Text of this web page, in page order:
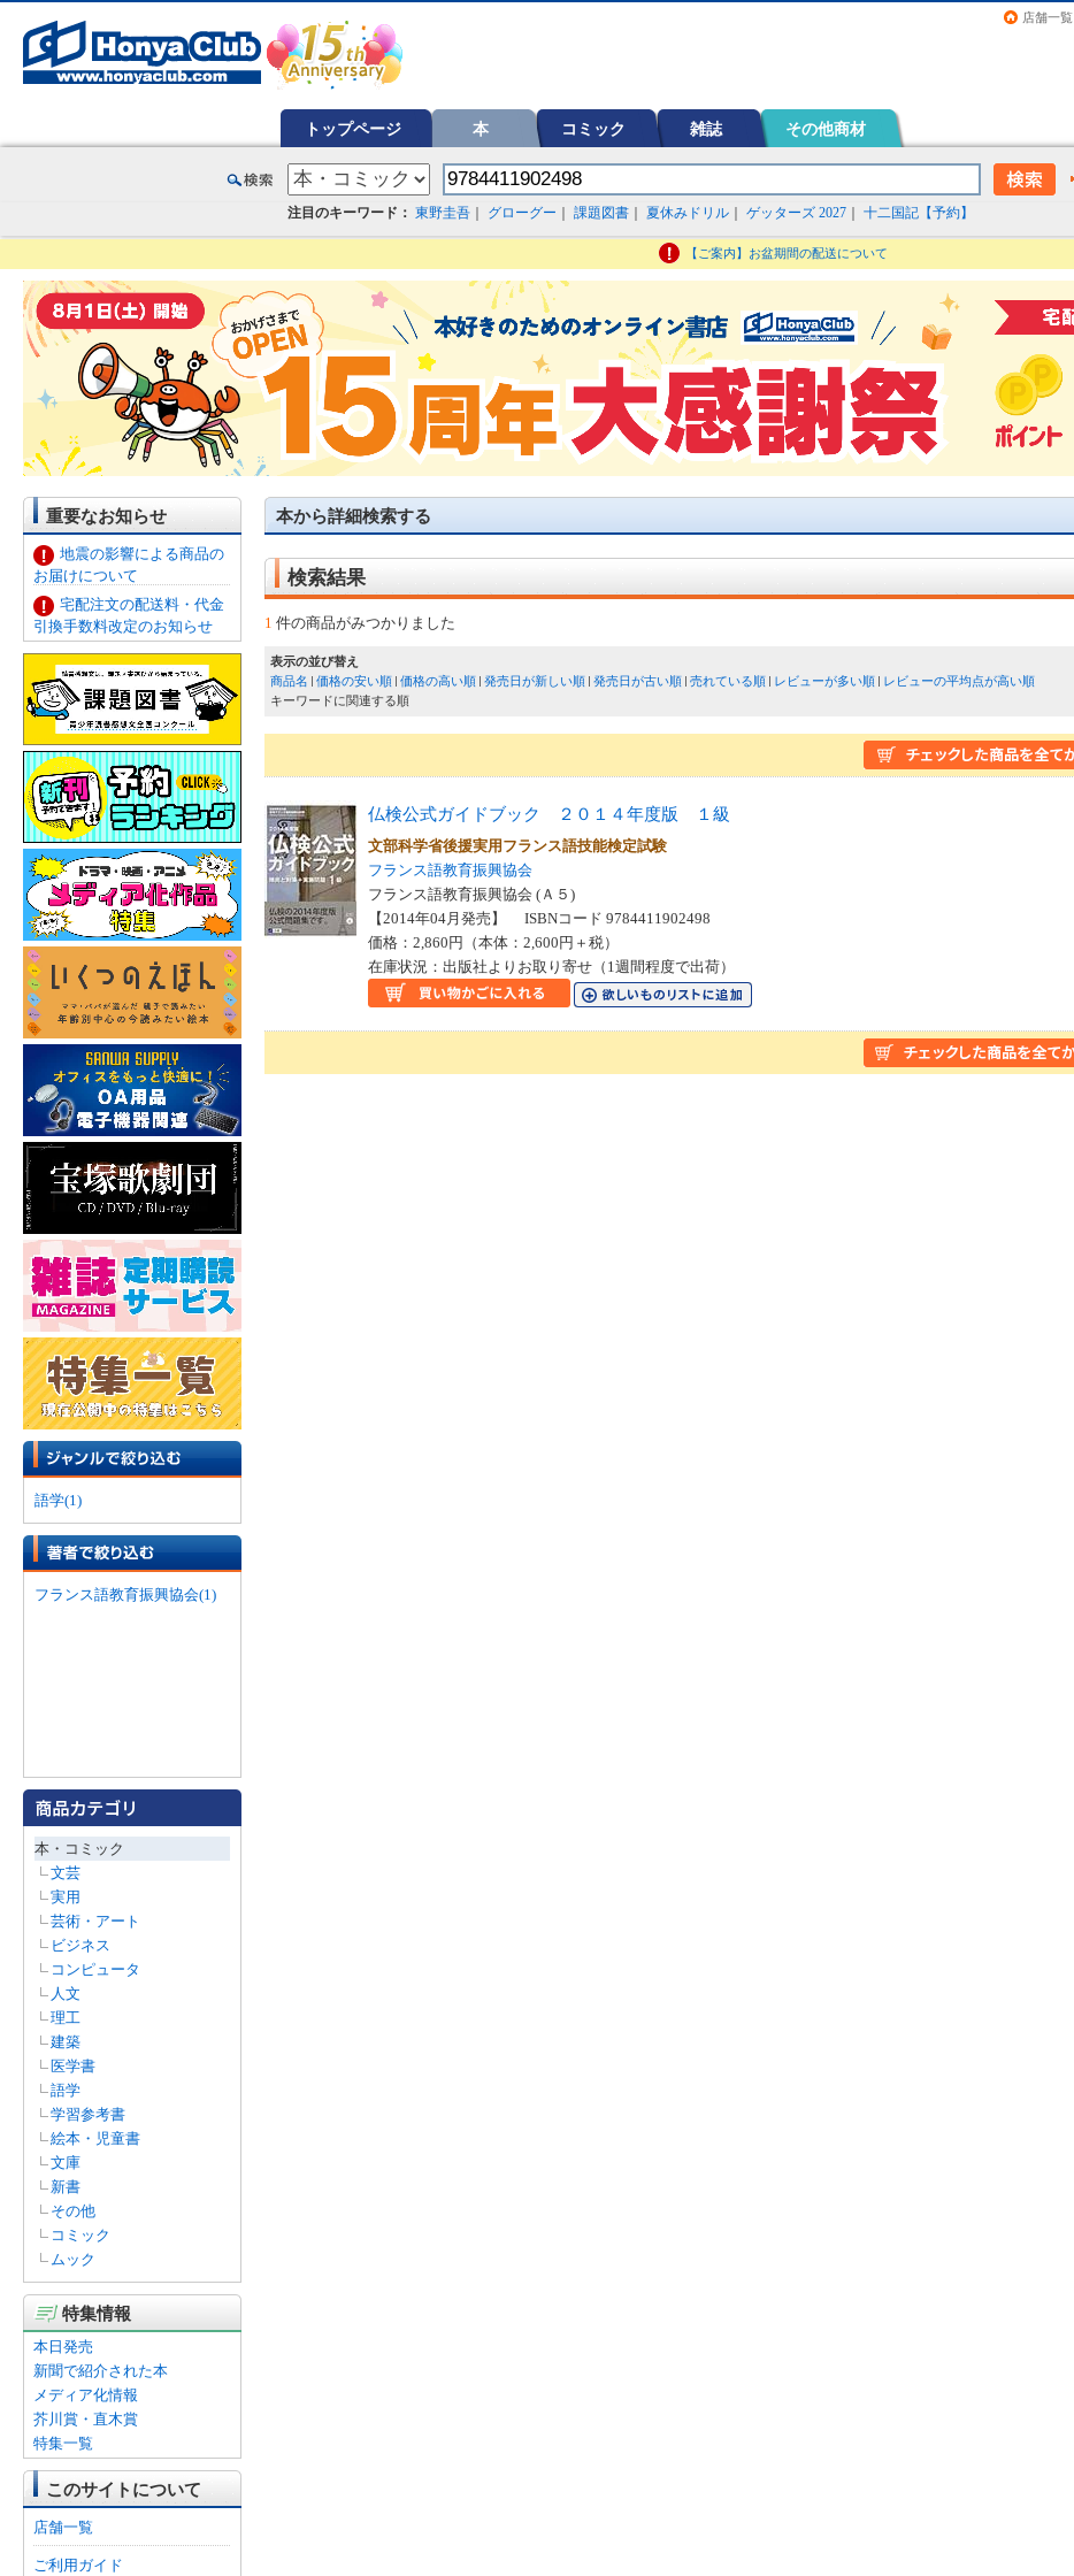
店舗一覧
トップページ 本 コミック 雑誌 その他商材
注目のキーワード： 東野圭吾 グローグー 課題図書 夏休みドリル ゲッターズ 2027 十二国記【予約】
【ご案内】お盆期間の配送について
重要なお知らせ
地震の影響による商品の
お届けについて
宅配注文の配送料・代金
引換手数料改定のお知らせ
語学(1)
フランス語教育振興協会(1)
本・コミック
文芸
実用
芸術・アート
ビジネス
コンピュータ
人文
理工
建築
医学書
語学
学習参考書
絵本・児童書
文庫
新書
その他
コミック
ムック
特集情報
本日発売
新聞で紹介された本
メディア化情報
芥川賞・直木賞
特集一覧
このサイトについて
店舗一覧
ご利用ガイド
本から詳細検索する
検索結果
1 件の商品がみつかりました
表示の並び替え
商品名
価格の安い順 価格の高い順 発売日が新しい順 発売日が古い順 売れている順 レビューが多い順
レビューの平均点が高い順
キーワードに関連する順
仏検公式ガイドブック ２０１４年度版 １級
文部科学省後援実用フランス語技能検定試験
フランス語教育振興協会
フランス語教育振興協会 (Ａ５)
【2014年04月発売】 ISBNコード 9784411902498
価格：2,860円（本体：2,600円＋税）
在庫状況：出版社よりお取り寄せ（1週間程度で出荷）